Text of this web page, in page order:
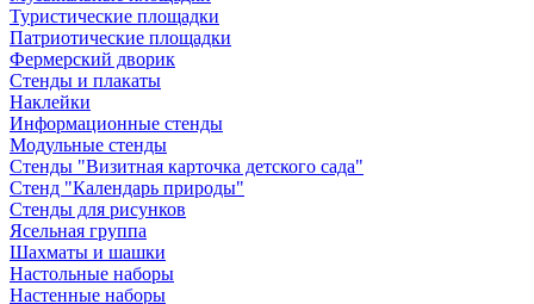
Туристические площадки
Патриотические площадки
Фермерский дворик
Стенды и плакаты
Наклейки
Информационные стенды
Модульные стенды
Стенды "Визитная карточка детского сада"
Стенд "Календарь природы"
Стенды для рисунков
Ясельная группа
Шахматы и шашки
Настольные наборы
Настенные наборы